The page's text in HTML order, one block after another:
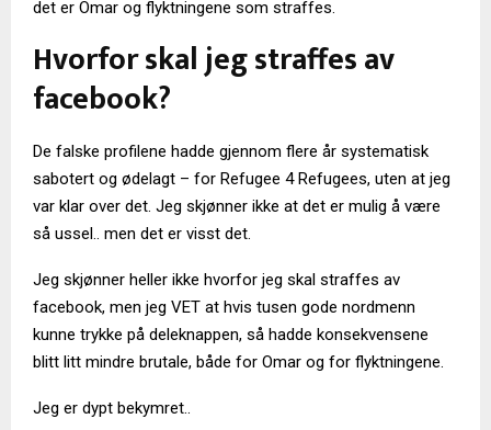
det er Omar og flyktningene som straffes.
Hvorfor skal jeg straffes av
facebook?
De falske profilene hadde gjennom flere år systematisk
sabotert og ødelagt – for Refugee 4 Refugees, uten at jeg
var klar over det. Jeg skjønner ikke at det er mulig å være
så ussel.. men det er visst det.
Jeg skjønner heller ikke hvorfor jeg skal straffes av
facebook, men jeg VET at hvis tusen gode nordmenn
kunne trykke på deleknappen, så hadde konsekvensene
blitt litt mindre brutale, både for Omar og for flyktningene.
Jeg er dypt bekymret..